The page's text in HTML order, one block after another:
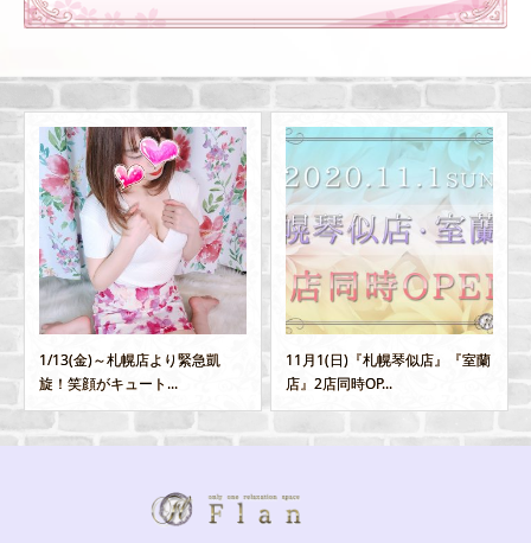
1/13(金)～札幌店より緊急凱
旋！笑顔がキュート...
11月1(日)『札幌琴似店』『室蘭
店』2店同時OP...